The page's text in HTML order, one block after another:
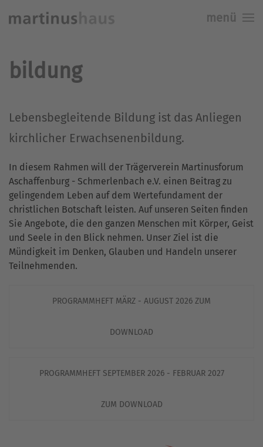
menü
bildung
Lebensbegleitende Bildung ist das Anliegen
kirchlicher Erwachsenenbildung.
In diesem Rahmen will der Trägerverein Martinusforum
Aschaffenburg - Schmerlenbach e.V. einen Beitrag zu
gelingendem Leben auf dem Wertefundament der
christlichen Botschaft leisten. Auf unseren Seiten finden
Sie Angebote, die den ganzen Menschen mit Körper, Geist
und Seele in den Blick nehmen. Unser Ziel ist die
Mündigkeit im Denken, Glauben und Handeln unserer
Teilnehmenden.
PROGRAMMHEFT MÄRZ - AUGUST 2026 ZUM
DOWNLOAD
PROGRAMMHEFT SEPTEMBER 2026 - FEBRUAR 2027
ZUM DOWNLOAD